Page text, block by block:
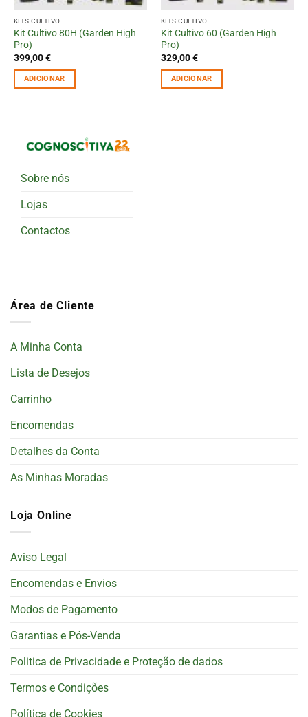
KITS CULTIVO
Kit Cultivo 80H (Garden High
Pro)
399,00€
ADICIONAR
KITS CULTIVO
Kit Cultivo 60 (Garden High
Pro)
329,00€
ADICIONAR
Sobre nós
Lojas
Contactos
Área de Cliente
A Minha Conta
Lista de Desejos
Carrinho
Encomendas
Detalhes da Conta
As Minhas Moradas
Loja Online
Aviso Legal
Encomendas e Envios
Modos de Pagamento
Garantias e Pós-Venda
Politica de Privacidade e Proteção de dados
Termos e Condições
Política de Cookies